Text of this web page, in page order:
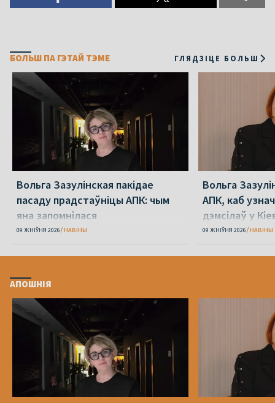
БОЛЬШ ПА ГЭТАЙ ТЭМЕ ГЛЯДЗІЦЕ БОЛЬШ
Вольга Зазулінская пакідае
пасаду прадстаўніцы АПК: чым
яна запомнілася
09 ЖНІЎНЯ 2026 НАВІНЫ
Вольга
АПК, каб
дэмсілаў у
Юлія Міцкевіч
09 ЖНІЎНЯ 2026 НАВІНЫ
АПОШНІЯ